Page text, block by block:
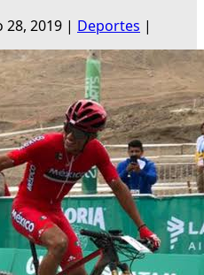
28, 2019 | Deportes |